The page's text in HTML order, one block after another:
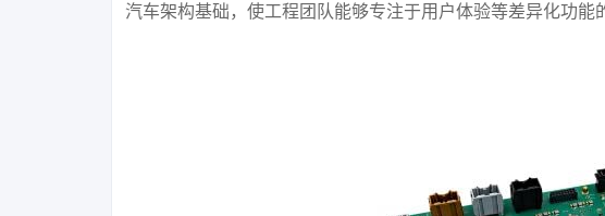
汽车架构基础，使工程团队能够专注于用户体验等差异化功能